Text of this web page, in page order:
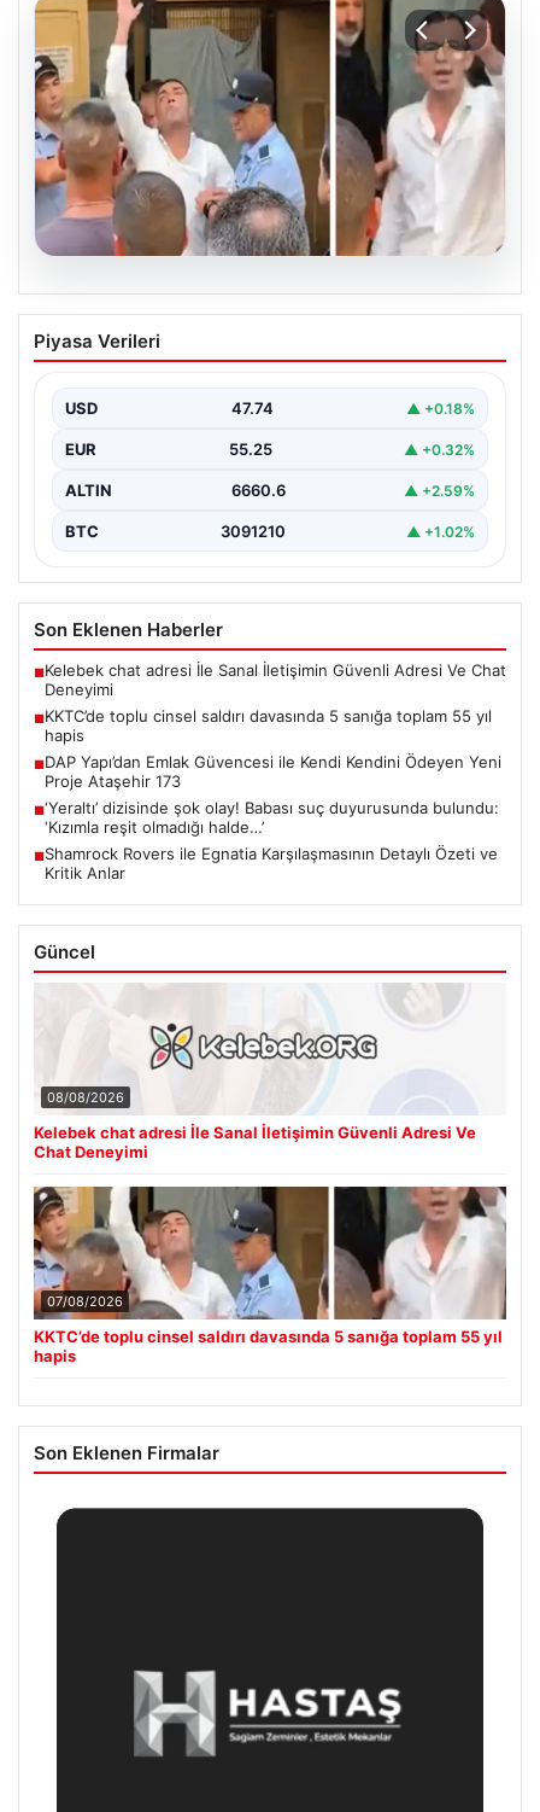
07.08.2026
KKTC’de toplu cinsel saldırı davasında 5
sanığa toplam 55 yıl hapis
gerçekleşen toplu cinsel saldırı ve bu saldırının…
Piyasa Verileri
USD 47.74 ▲ +0.18%
EUR 55.25 ▲ +0.32%
ALTIN 6660.6 ▲ +2.59%
BTC 3091210 ▲ +1.02%
Son Eklenen Haberler
■Kelebek chat adresi İle Sanal İletişimin Güvenli Adresi Ve Chat
Deneyimi
■KKTC’de toplu cinsel saldırı davasında 5 sanığa toplam 55 yıl
hapis
■DAP Yapı’dan Emlak Güvencesi ile Kendi Kendini Ödeyen Yeni
Proje Ataşehir 173
■‘Yeraltı’ dizisinde şok olay! Babası suç duyurusunda bulundu:
‘Kızımla reşit olmadığı halde…’
■Shamrock Rovers ile Egnatia Karşılaşmasının Detaylı Özeti ve
Kritik Anlar
Güncel
08/08/2026
Kelebek chat adresi İle Sanal İletişimin Güvenli Adresi Ve
Chat Deneyimi
07/08/2026
KKTC’de toplu cinsel saldırı davasında 5 sanığa toplam 55 yıl
hapis
Son Eklenen Firmalar